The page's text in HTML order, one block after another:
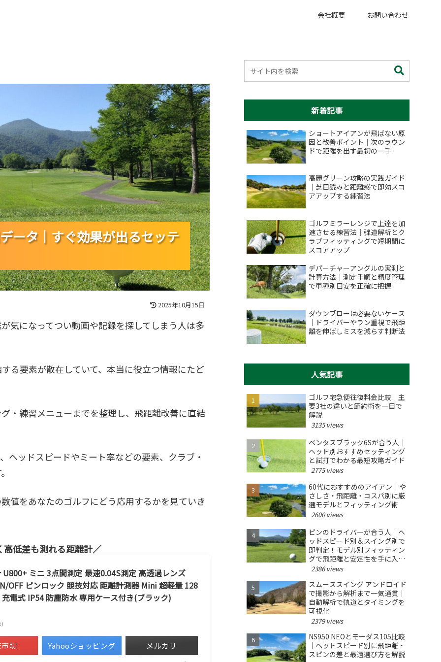
会社概要 お問い合わせ
果が出るセッティングと再現性の高い練習法
ータ｜すぐ効果が出るセッテ
ータ｜すぐ効果が出るセッテ
ータ｜すぐ効果が出るセッテ
2025年10月15日
気になってつい動画や記録を探してしまう人は多
る要素が散在していて、本当に役立つ情報にたど
・練習メニューまでを整理し、飛距離改善に直結
ヘッドスピードやミート率などの要素、クラブ・
値をあなたのゴルフにどう応用するかを見ていき
高低差も測れる距離計
ミニ 3点間測定 最速0.04S測定 高透過レンズ
OFF ピンロック 競技対応 距離計測器 Mini 超軽量 128
電式 IP54 防塵防水 専用ケース付き(ブラック)
場 Yahooショッピング メルカリ
新着記事
ショートアイアンが飛ばない原
因と改善ポイント｜次のラウン
ドで距離を出す最初の一手
高麗グリーン攻略の実践ガイド
｜芝目読みと距離感で即効スコ
アアップする練習法
ゴルフミラーレンジで上達を加
速させる練習法｜弾道解析とク
ラブフィッティングで短期間に
スコアアップ
デパーチャーアングルの実測と
計算方法｜測定手順と精度管理
で車種別目安を正確に把握
ダウンブローは必要ないケース
｜ドライバーやラン重視で飛距
離を伸ばしミスを減らす判断法
人気記事
ゴルフ宅急便往復料金比較｜主
要3社の違いと節約術を一目で
解説
3135 views
ベンタスブラック6Sが合う人｜
ヘッド別おすすめセッティング
と試打でわかる最短攻略ガイド
2775 views
60代におすすめのアイアン｜や
さしさ・飛距離・コスパ別に厳
選モデルとフィッティング術
2600 views
ピンのドライバーが合う人｜ヘ
ッドスピード別＆スイング別で
即判定！モデル別フィッティン
グで飛距離と安定性を手に入れ
る
2386 views
スムーススイング アンドロイド
で撮影から解析まで一気通貫｜
自動解析で軌道とタイミングを
可視化
2379 views
NS950 NEOとモーダス105比較
｜ヘッドスピード別に飛距離・
スピンの差と最適選び方を解説